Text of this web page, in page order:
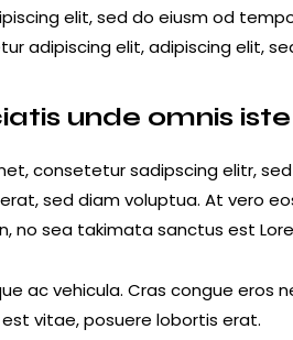
elit, sed do eiusm od
adipiscing elit, adipiscing elit,
unde omnis
consetetur sadipscing elitr,
sed diam voluptua. At vero
no sea takimata sanctus est
ac vehicula. Cras congue eros
vitae, posuere lobortis erat.